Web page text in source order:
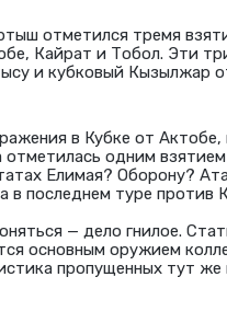
отметился тремя
Кайрат и Тобол. Эти
и кубковый Кызылжар
в Кубке от Актобе,
одним
Елимая? Оборону?
в последнем туре против
— дело гнилое.
основным оружием
пропущенных тут